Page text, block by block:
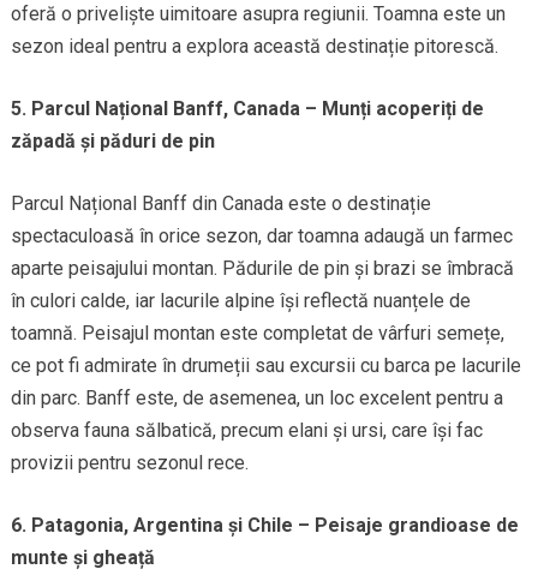
oferă o priveliște uimitoare asupra regiunii. Toamna este un
sezon ideal pentru a explora această destinație pitorescă.
5. Parcul Național Banff, Canada – Munți acoperiți de
zăpadă și păduri de pin
Parcul Național Banff din Canada este o destinație
spectaculoasă în orice sezon, dar toamna adaugă un farmec
aparte peisajului montan. Pădurile de pin și brazi se îmbracă
în culori calde, iar lacurile alpine își reflectă nuanțele de
toamnă. Peisajul montan este completat de vârfuri semețe,
ce pot fi admirate în drumeții sau excursii cu barca pe lacurile
din parc. Banff este, de asemenea, un loc excelent pentru a
observa fauna sălbatică, precum elani și ursi, care își fac
provizii pentru sezonul rece.
6. Patagonia, Argentina și Chile – Peisaje grandioase de
munte și gheață